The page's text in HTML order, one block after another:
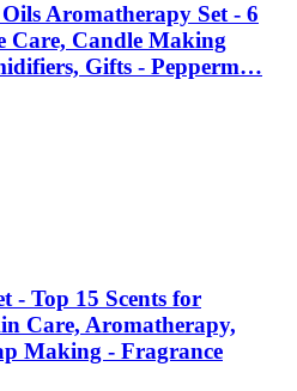
Aromatherapy Set - 6
Care, Candle Making
Gifts - Pepperm…
- Top 15 Scents for
Care, Aromatherapy,
Making - Fragrance